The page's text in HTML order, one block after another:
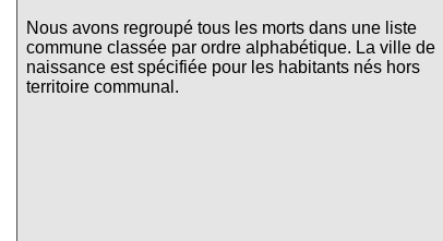
Nous avons regroupé tous les morts dans une liste
commune classée par ordre alphabétique. La ville de
naissance est spécifiée pour les habitants nés hors
territoire communal.